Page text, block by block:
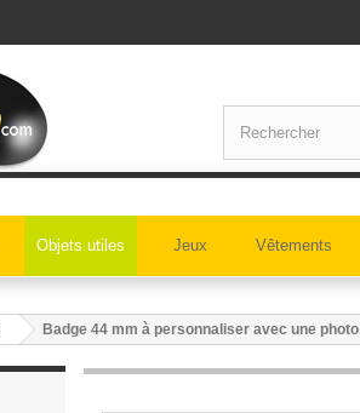
Objets utiles Jeux Vêtements
Badge 44 mm à personnaliser avec une photo